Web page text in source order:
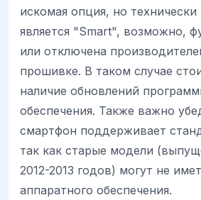
искомая опция, но технически
является "Smart", возможно,
или отключена
прошивке. В таком случае
наличие обновлений
обеспечения. Также важно
смартфон поддерживает
так как старые модели
2012-2013 годов) могут не
аппаратного обеспечения.